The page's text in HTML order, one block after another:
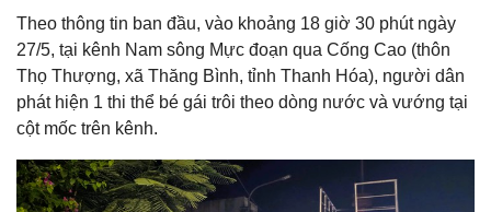
Theo thông tin ban đầu, vào khoảng 18 giờ 30 phút ngày
27/5, tại kênh Nam sông Mực đoạn qua Cống Cao (thôn
Thọ Thượng, xã Thăng Bình, tỉnh Thanh Hóa), người dân
phát hiện 1 thi thể bé gái trôi theo dòng nước và vướng tại
cột mốc trên kênh.